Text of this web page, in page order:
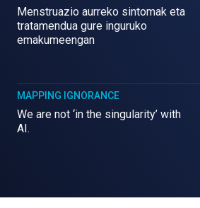
Menstruazio aurreko sintomak eta
tratamendua gure inguruko
emakumeengan
MAPPING IGNORANCE
We are not ‘in the singularity’ with
AI.